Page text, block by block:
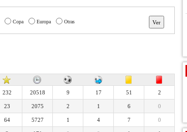
Copa Europa Otras
232 20518 9 17 51 2
23 2075 2 1 6 0
64 5727 1 4 7 0